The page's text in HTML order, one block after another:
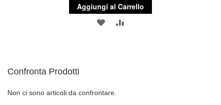
Aggiungi al Carrello
AGGIUNGI
Confronta Prodotti
Non ci sono articoli da confrontare.